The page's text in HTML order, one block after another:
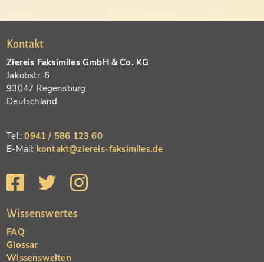
Kontakt
Ziereis Faksimiles GmbH & Co. KG
Jakobstr. 6
93047 Regensburg
Deutschland
Tel.:0941 / 586 123 60
E-Mail: kontakt@ziereis-faksimiles.de
Wissenswertes
FAQ
Glossar
Wissenswelten